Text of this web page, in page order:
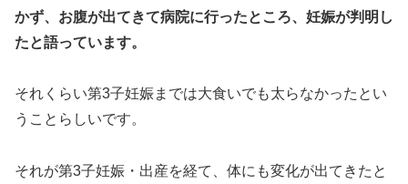
かず、お腹が出てきて病院に行ったところ、妊娠が判明し
たと語っています。
それくらい第3子妊娠までは大食いでも太らなかったとい
うことらしいです。
それが第3子妊娠・出産を経て、体にも変化が出てきたと